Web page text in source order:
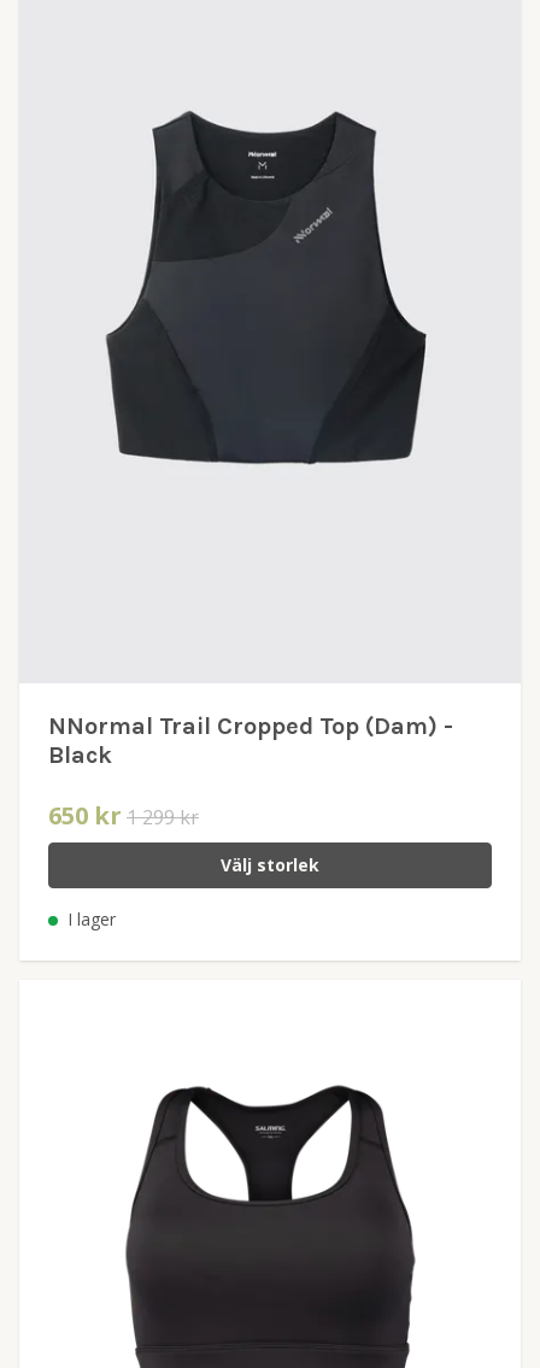
NNormal Trail Cropped Top (Dam) -
Black
650 kr 1 299 kr
Välj storlek
I lager